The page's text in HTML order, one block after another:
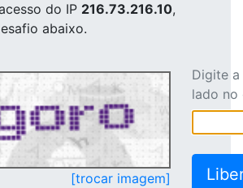
do IP 216.73.216.10,
abaixo.
[trocar imagem]
Digite
lado no